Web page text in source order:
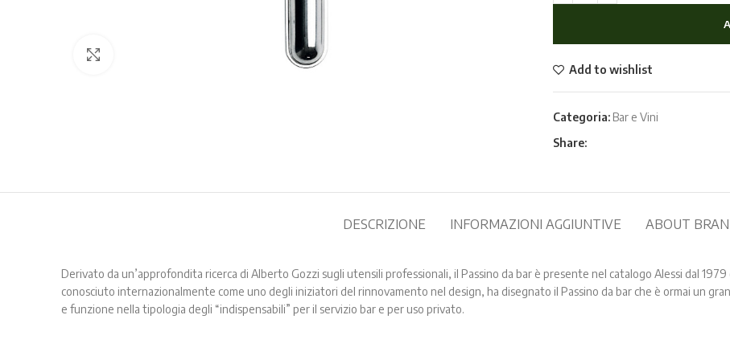
Add to wishlist
Categoria: Bar e Vini
Share:
DESCRIZIONE INFORMAZIONI AGGIUNTIVE ABOUT
Derivato da un’approfondita ricerca di Alberto Gozzi sugli utensili professionali, il Passino da bar è presente nel catalogo Alessi dal
conosciuto internazionalmente come uno degli iniziatori del rinnovamento nel design, ha disegnato il Passino da bar che è ormai un
e funzione nella tipologia degli “indispensabili” per il servizio bar e per uso privato.